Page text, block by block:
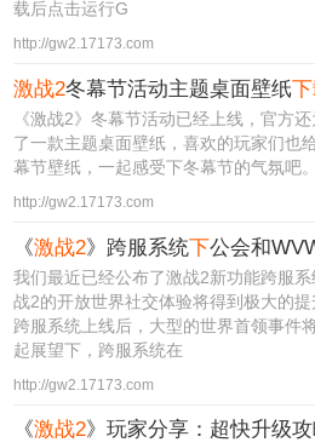
载后点击运行G
http://gw2.17173.com
激战2冬幕节活动主题桌面壁纸
《激战2》冬幕节活动已经上线，官方
了一款主题桌面壁纸，喜欢的玩家们也
幕节壁纸，一起感受下冬幕节的气氛吧。
http://gw2.17173.com
《激战2》跨服系统下公会和
我们最近已经公布了激战2新功能跨服
战2的开放世界社交体验将得到极大的
跨服系统上线后，大型的世界首领事件
起展望下，跨服系统在
http://gw2.17173.com
《激战2》玩家分享：超快升级